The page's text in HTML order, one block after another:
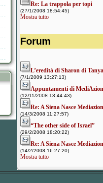
Re: La trappola per topi
(27/1/2008 18:54:45)
Mostra tutto
Forum
L’eredità di Sharon di
(7/1/2009 13:27:13)
Appuntamenti di
(12/11/2008 13:44:43)
Re: A Siena Nasce
(14/3/2008 11:27:57)
“The other side of Israel”
(29/2/2008 18:20:22)
Re: A Siena Nasce
(14/2/2008 16:27:20)
Mostra tutto